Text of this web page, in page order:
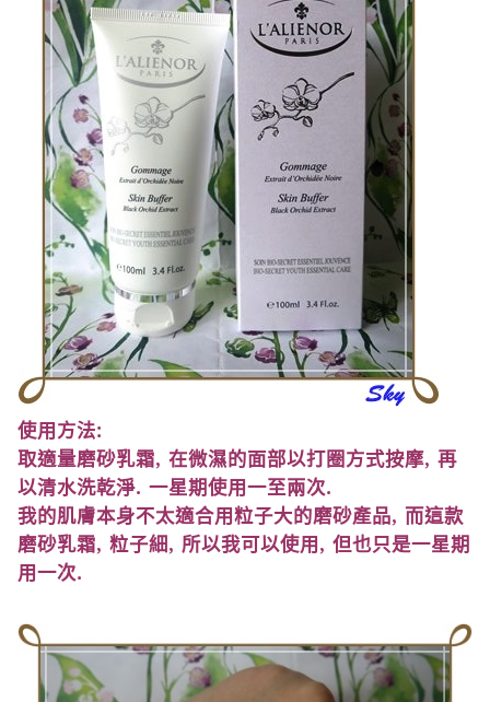
使用方法:
取適量磨砂乳霜, 在微濕的面部以打圈方式按摩, 再
以清水洗乾淨. 一星期使用一至兩次.
我的肌膚本身不太適合用粒子大的磨砂產品, 而這款
磨砂乳霜, 粒子細, 所以我可以使用, 但也只是一星期
用一次.